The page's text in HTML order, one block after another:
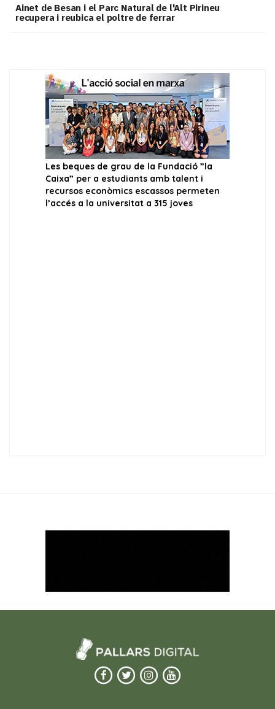
Ainet de Besan i el Parc Natural de l'Alt Pirineu
recupera i reubica el poltre de ferrar